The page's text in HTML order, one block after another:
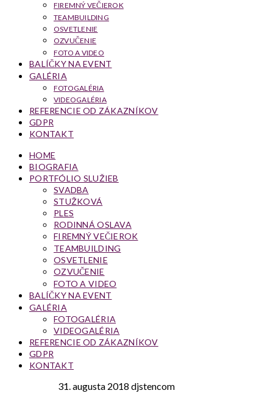
FIREMNÝ VEČIEROK
TEAMBUILDING
OSVETLENIE
OZVUČENIE
FOTO A VIDEO
BALÍČKY NA EVENT
GALÉRIA
FOTOGALÉRIA
VIDEOGALÉRIA
REFERENCIE OD ZÁKAZNÍKOV
GDPR
KONTAKT
HOME
BIOGRAFIA
PORTFÓLIO SLUŽIEB
SVADBA
STUŽKOVÁ
PLES
RODINNÁ OSLAVA
FIREMNÝ VEČIEROK
TEAMBUILDING
OSVETLENIE
OZVUČENIE
FOTO A VIDEO
BALÍČKY NA EVENT
GALÉRIA
FOTOGALÉRIA
VIDEOGALÉRIA
REFERENCIE OD ZÁKAZNÍKOV
GDPR
KONTAKT
31. augusta 2018 djstencom